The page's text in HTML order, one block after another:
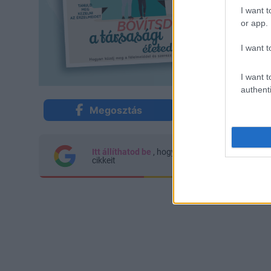
I want
or app.
I want
I want
Megosztás
Itt állíthatod be , hogy a Google keresőben
cikkeit